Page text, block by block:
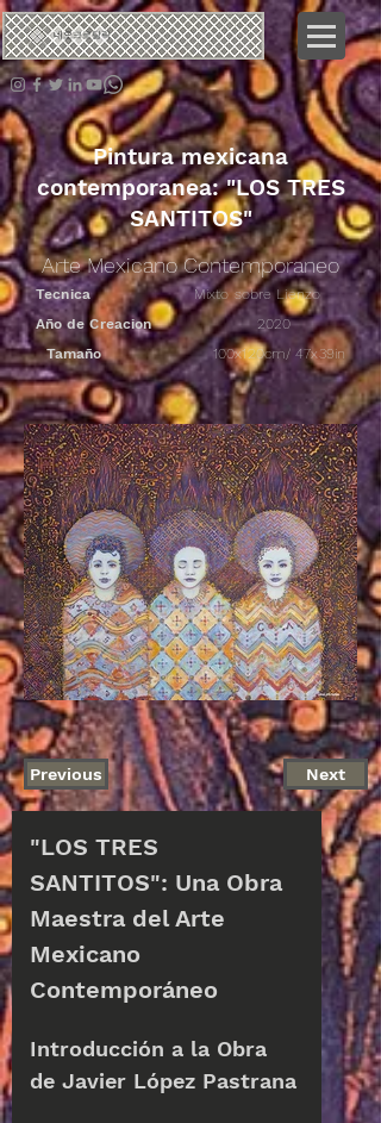
네오크로탈릭
Pintura mexicana
contemporanea: "LOS TRES
SANTITOS"
Arte Mexicano Contemporaneo
Tecnica
Mixto sobre Lienzo
Año de Creacion
Tamaño
2020
100x120cm/ 47x39in
Previous Next
Disponible
"LOS TRES
SANTITOS": Una Obra
Maestra del Arte
Mexicano
Contemporáneo
Introducción a la Obra
de Javier López Pastrana